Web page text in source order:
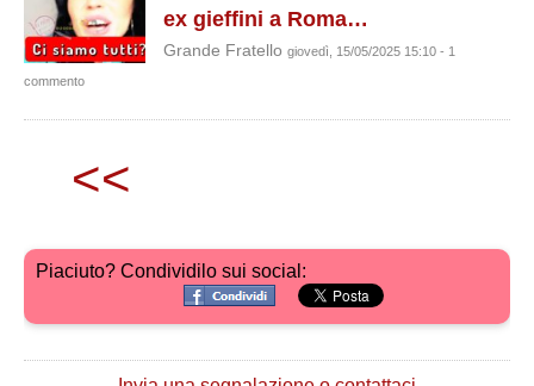
ex gieffini a Roma…
Grande Fratello giovedì, 15/05/2025 15:10 - 1
commento
<<
Piaciuto? Condividilo sui social: